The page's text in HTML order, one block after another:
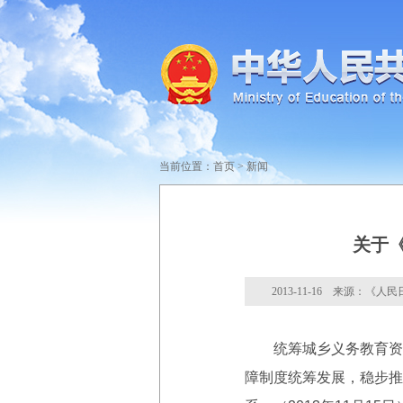
当前位置： 首页>新闻
关于
2013-11-16 来源：《人民
统筹城乡义务教育资
障制度统筹发展，稳步